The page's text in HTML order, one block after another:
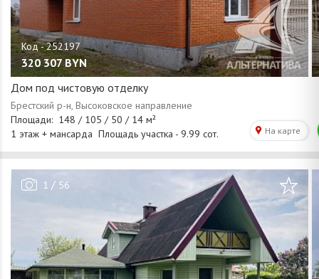
320 307 BYN
Дом под чистовую отделку
1 / 56